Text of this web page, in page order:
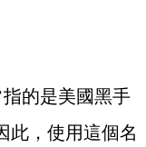
指的是美國黑手
此，使用這個名